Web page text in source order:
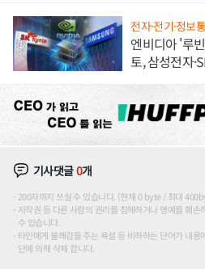
전자·전기·정보
엔비디아 '루
토, 삼성전자
기사댓글0개
200자까지 쓰실 수 있습니다. (현재 0 byte / 최대
저작권 등 다른 사람의 권리를 침해하거나 명예를 훼
수 있습니다.
타인에게 불쾌감을 주는 욕설 등 비하하는 단어가 내
단에 의해 삭제 합니다.